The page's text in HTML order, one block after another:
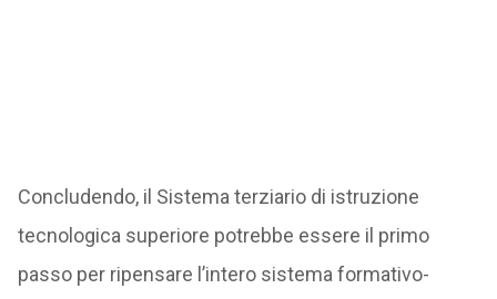
Concludendo, il Sistema terziario di istruzione
tecnologica superiore potrebbe essere il primo
passo per ripensare l’intero sistema formativo-